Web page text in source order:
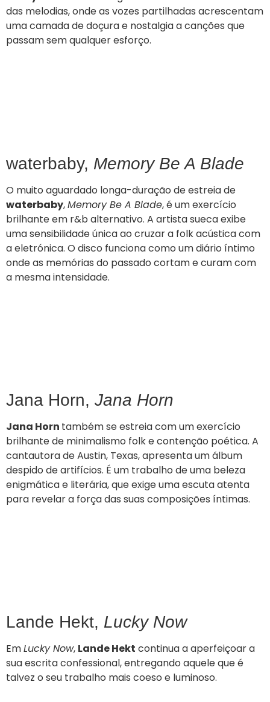
das melodias, onde as vozes partilhadas acrescentam
uma camada de doçura e nostalgia a canções que
passam sem qualquer esforço.
waterbaby, Memory Be A Blade
O muito aguardado longa-duração de estreia de
waterbaby,Memory Be A Blade, é um exercício
brilhante em r&b alternativo. A artista sueca exibe
uma sensibilidade única ao cruzar a folk acústica com
a eletrónica. O disco funciona como um diário íntimo
onde as memórias do passado cortam e curam com
a mesma intensidade.
Jana Horn, Jana Horn
Jana Horn também se estreia com um exercício
brilhante de minimalismo folk e contenção poética. A
cantautora de Austin, Texas, apresenta um álbum
despido de artifícios. É um trabalho de uma beleza
enigmática e literária, que exige uma escuta atenta
para revelar a força das suas composições íntimas.
Lande Hekt, Lucky Now
EmLucky Now, Lande Hekt continua a aperfeiçoar a
sua escrita confessional, entregando aquele que é
talvez o seu trabalho mais coeso e luminoso.